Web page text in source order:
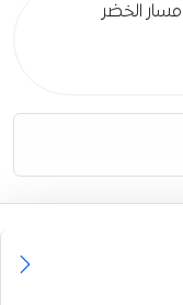
مسار الخضر